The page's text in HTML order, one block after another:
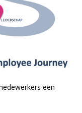
een